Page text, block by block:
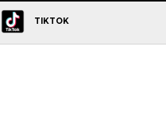
TIKTOK